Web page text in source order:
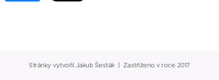
Stránky vytvořil Jakub Šesták | Zastřiženo v roce 2017